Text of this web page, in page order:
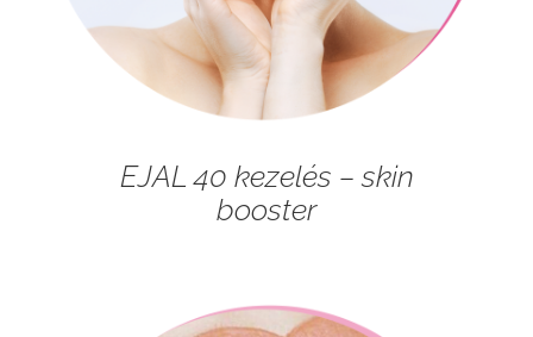
EJAL 40 kezelés – skin
booster